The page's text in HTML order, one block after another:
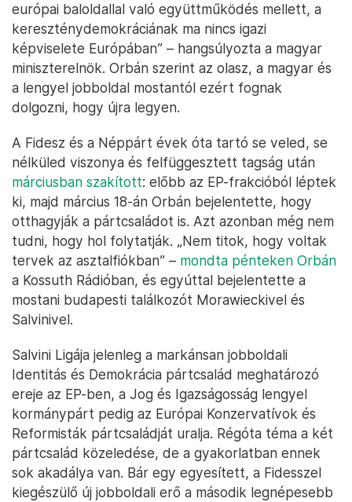
európai baloldallal való együttműködés mellett, a
kereszténydemokráciának ma nincs igazi
képviselete Európában” – hangsúlyozta a magyar
miniszterelnök. Orbán szerint az olasz, a magyar és
a lengyel jobboldal mostantól ezért fognak
dolgozni, hogy újra legyen.
A Fidesz és a Néppárt évek óta tartó se veled, se
nélküled viszonya és felfüggesztett tagság után
márciusban szakított: előbb az EP-frakcióból léptek
ki, majd március 18-án Orbán bejelentette, hogy
otthagyják a pártcsaládot is. Azt azonban még nem
tudni, hogy hol folytatják. „Nem titok, hogy voltak
tervek az asztalfiókban” – mondta pénteken Orbán
a Kossuth Rádióban, és egyúttal bejelentette a
mostani budapesti találkozót Morawieckivel és
Salvinivel.
Salvini Ligája jelenleg a markánsan jobboldali
Identitás és Demokrácia pártcsalád meghatározó
ereje az EP-ben, a Jog és Igazságosság lengyel
kormánypárt pedig az Európai Konzervatívok és
Reformisták pártcsaládját uralja. Régóta téma a két
pártcsalád közeledése, de a gyakorlatban ennek
sok akadálya van. Bár egy egyesített, a Fidesszel
kiegészülő új jobboldali erő a második legnépesebb